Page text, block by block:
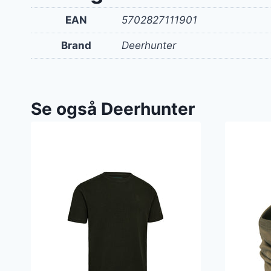
EAN 5702827111901
Brand Deerhunter
Se også Deerhunter